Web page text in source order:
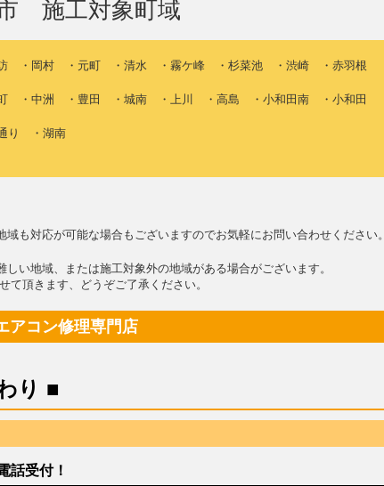
施工対象町域
・岡村 ・元町 ・清水 ・霧ケ峰 ・杉菜池 ・渋崎 ・赤羽根
・中洲 ・豊田 ・城南 ・上川 ・高島 ・小和田南 ・小和田
り ・湖南
域も対応が可能な場合もございますのでお気軽にお問い合わせください。
しい地域、または施工対象外の地域がある場合がございます。
て頂きます、どうぞご了承ください。
コン修理専門店
り ■
話受付！